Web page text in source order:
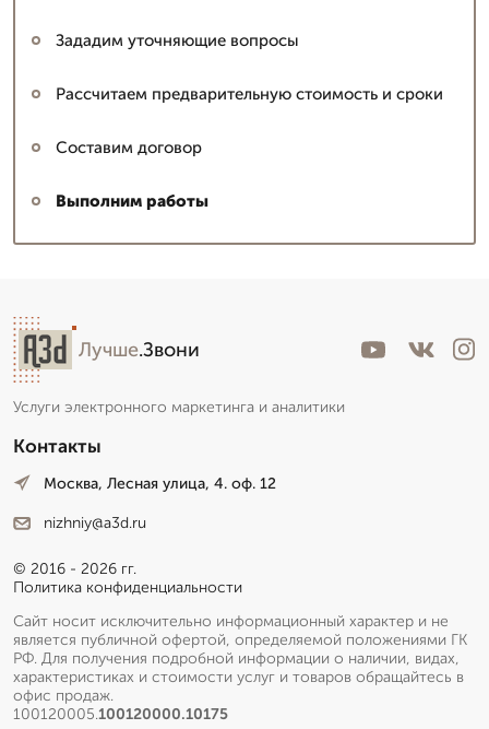
Зададим уточняющие вопросы
Рассчитаем предварительную стоимость и сроки
Составим договор
Выполним работы
Лучше.Звони
Услуги электронного маркетинга и аналитики
Контакты
Москва, Лесная улица, 4. оф. 12
nizhniy@a3d.ru
© 2016 - 2026 гг.
Политика конфиденциальности
Сайт носит исключительно информационный характер и не
является публичной офертой, определяемой положениями ГК
РФ. Для получения подробной информации о наличии, видах,
характеристиках и стоимости услуг и товаров обращайтесь в
офис продаж.
100120005.100120000.10175